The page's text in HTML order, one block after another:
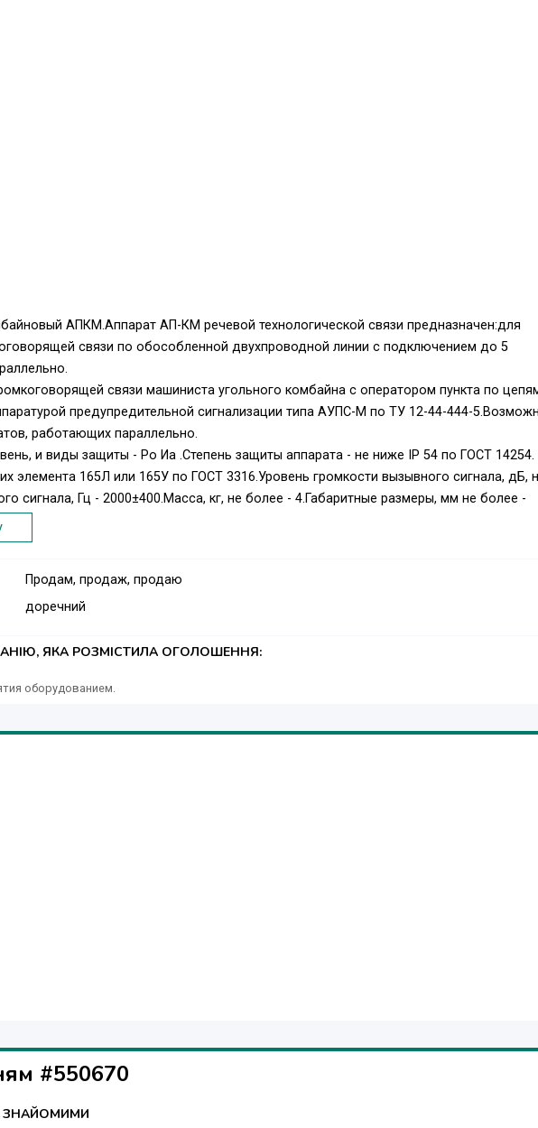
АПКМ.Аппарат АП-КМ речевой технологической связи предназначен:для
связи по обособленной двухпроводной линии с подключением до 5
связи машиниста угольного комбайна с оператором пункта по
предупредительной сигнализации типа АУПС-М по ТУ 12-44-444-
работающих параллельно.
и виды защиты - Ро Иа .Степень защиты аппарата - не ниже IP 54 по ГОСТ 14254.
элемента 165Л или 165У по ГОСТ 3316.Уровень громкости вызывного сигнала, дБ,
сигнала, Гц - 2000±400.Масса, кг, не более - 4.Габаритные размеры, мм не более -
Украины M 690.04.30-29.52.1
за один аппарат = 1700 гривен, - за комплект из дух аппаратов = 3400 гривен.
Продам, продаж, продаю
доречний
ЯКА РОЗМІСТИЛА ОГОЛОШЕННЯ:
оборудованием.
#550670
ЗНАЙОМИМИ